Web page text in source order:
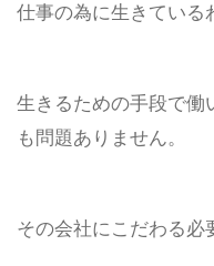
仕事の為に生きている
生きるための手段で働
も問題ありません。
その会社にこだわる必